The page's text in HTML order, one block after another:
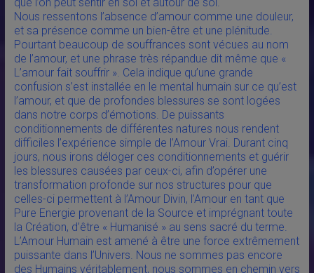
Nous ressentons l’absence d’amour comme une douleur,
et sa présence comme un bien-être et une plénitude.
Pourtant beaucoup de souffrances sont vécues au nom
de l’amour, et une phrase très répandue dit même que «
L’amour fait souffrir ». Cela indique qu’une grande
confusion s’est installée en le mental humain sur ce qu’est
l’amour, et que de profondes blessures se sont logées
dans notre corps d’émotions. De puissants
conditionnements de différentes natures nous rendent
difficiles l’expérience simple de l’Amour Vrai. Durant cinq
jours, nous irons déloger ces conditionnements et guérir
les blessures causées par ceux-ci, afin d’opérer une
transformation profonde sur nos structures pour que
celles-ci permettent à l’Amour Divin, l’Amour en tant que
Pure Energie provenant de la Source et imprégnant toute
la Création, d’être « Humanisé » au sens sacré du terme.
L’Amour Humain est amené à être une force extrêmement
puissante dans l’Univers. Nous ne sommes pas encore
des Humains véritablement, nous sommes en chemin vers